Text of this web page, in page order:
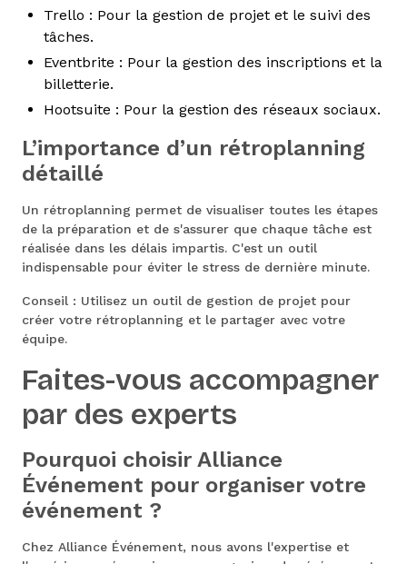
Trello : Pour la gestion de projet et le suivi des
tâches.
Eventbrite : Pour la gestion des inscriptions et la
billetterie.
Hootsuite : Pour la gestion des réseaux sociaux.
L’importance d’un rétroplanning
détaillé
Un rétroplanning permet de visualiser toutes les étapes
de la préparation et de s'assurer que chaque tâche est
réalisée dans les délais impartis. C'est un outil
indispensable pour éviter le stress de dernière minute.
Conseil : Utilisez un outil de gestion de projet pour
créer votre rétroplanning et le partager avec votre
équipe.
Faites-vous accompagner
par des experts
Pourquoi choisir Alliance
Événement pour organiser votre
événement ?
Chez Alliance Événement, nous avons l'expertise et